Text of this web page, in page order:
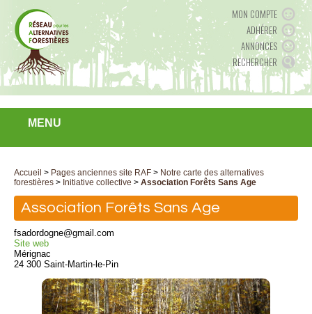
MON COMPTE
ADHÉRER
ANNONCES
RECHERCHER
MENU
Accueil > Pages anciennes site RAF > Notre carte des alternatives
forestières > Initiative collective > Association Forêts Sans Age
Association Forêts Sans Age
fsadordogne@gmail.com
Site web
Mérignac
24 300 Saint-Martin-le-Pin